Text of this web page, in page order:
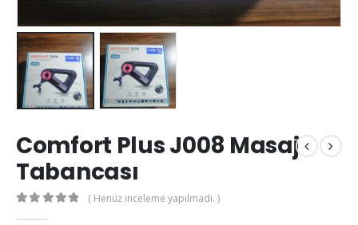
Comfort Plus J008 Masaj
Tabancası
( Henüz inceleme yapılmadı. )